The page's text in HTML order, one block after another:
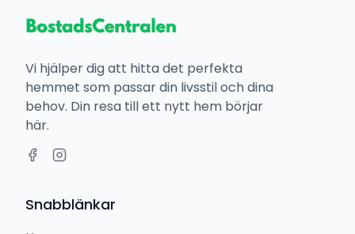
Vi hjälper dig att hitta det perfekta
hemmet som passar din livsstil och dina
behov. Din resa till ett nytt hem börjar
här.
Snabblänkar